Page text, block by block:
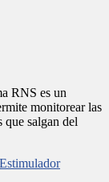
RNS es un
monitorear las
que salgan del
Estimulador